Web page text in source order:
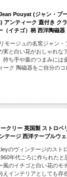
Pouyat (ジャン・プ
アンティーク 蓋付き ク
（イチゴ）柄 西洋陶磁
モージュの名窯ジャン・
実と白い花がおしゃれな
持ち手や蓋のつまみには
ーク 陶磁器をご自分のコ
クリー 英国製 ストロベ
テージ 西洋テーブルウ
のヴィンテージのスト
年代ごろに作られたと
風のイチゴと白い花のモ
えインテリアとしても存